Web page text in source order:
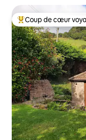
Coups de cœur
Coup de cœur